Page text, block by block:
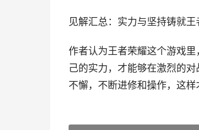
见解汇总：实力与坚持铸就王
作者认为王者荣耀这个游戏
己的实力，才能够在激烈的
不懈，不断进修和操作，这样